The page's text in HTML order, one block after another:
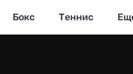
Бокс Теннис